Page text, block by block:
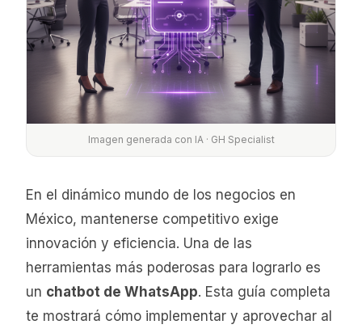
Imagen generada con IA · GH Specialist
En el dinámico mundo de los negocios en
México, mantenerse competitivo exige
innovación y eficiencia. Una de las
herramientas más poderosas para lograrlo es
un chatbot de WhatsApp. Esta guía completa
te mostrará cómo implementar y aprovechar al